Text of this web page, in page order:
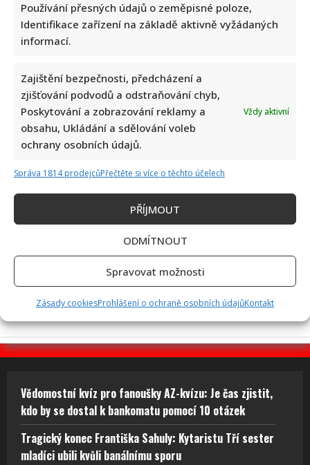
Používání přesných údajů o zeměpisné poloze,
Identifikace zařízení na základě aktivně vyžádaných
informací.
Zajištění bezpečnosti, předcházení a
zjišťování podvodů a odstraňování chyb,
Poskytování a zobrazování reklamy a
obsahu, Ukládání a sdělování voleb
ochrany osobních údajů.
Vždy aktivní
Správa 1814 prodejcůPřečtěte si více o těchto účelech
PŘÍJMOUT
ODMÍTNOUT
Spravovat možnosti
Zásady cookiesProhlášení o ochraně osobních údajůKontakt
Test znalostí staré češtiny: 10 výrazů z počátku 20. století
odhalí, kdo by se tehdy domluvil
Dagmar Pecková pod palbou kritiky: Mračková Vildumetzová
jí vytkla natáčení se při řízení a ptá se, zda je to v pořádku
Vědomostní kvíz pro fanoušky AZ-kvízu: Je čas zjistit,
kdo by se dostal k bankomatu pomocí 10 otázek
Tragický konec Františka Sahuly: Kytaristu Tří sester
mladíci ubili kvůli banálnímu sporu